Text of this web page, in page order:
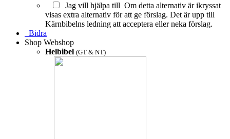
Jag vill hjälpa till Om detta alternativ är ikryssat
visas extra alternativ för att ge förslag. Det är upp till
Kärnbibelns ledning att acceptera eller neka förslag.
Bidra
Shop Webshop
Helbibel (GT & NT)